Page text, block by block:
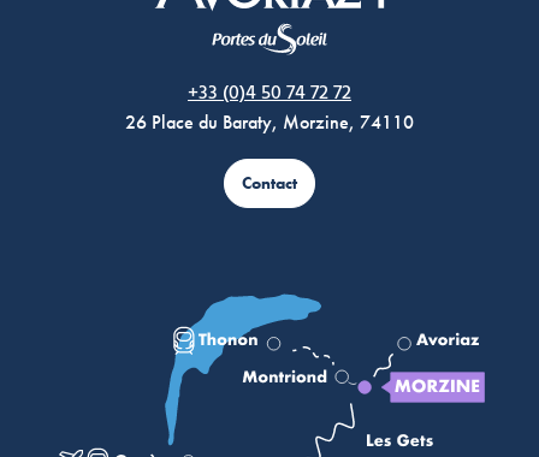
+33 (0)4 50 74 72 72
26 Place du Baraty, Morzine, 74110
Contact